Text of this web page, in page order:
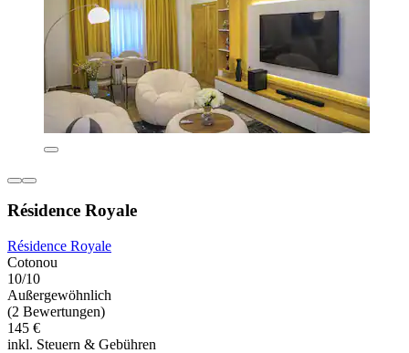
Résidence Royale
Résidence Royale
Cotonou
10/10
Außergewöhnlich
(2 Bewertungen)
145 €
inkl. Steuern & Gebühren